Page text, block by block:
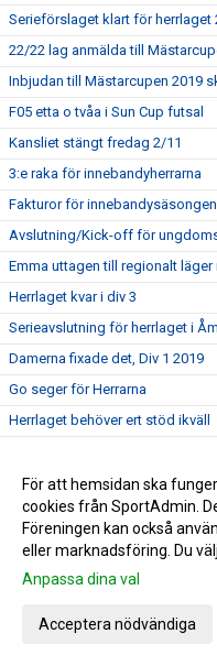
Serieförslaget klart för herrlaget
22/22 lag anmälda till
Inbjudan till Mästarcupen 2019
F05 etta o tvåa i Sun Cup futsal
Kansliet stängt fredag 2/11
3:e raka för innebandyherrarna
Fakturor för
Avslutning/Kick-off för
Emma uttagen till regionalt läger
Herrlaget kvar i div 3
Serieavslutning för herrlaget i
Damerna fixade det, Div 1 2019
Go seger för Herrarna
Herrlaget behöver ert stöd ikväll
0-3 förlust i JDM
Hertzöga - Ölme lördag 13.00
Herr U säkrade seriesegern
Adolfsberg - Hertzöga 1-3
Daves grabbar åker till
JDM-final för våra tjejer
För att hemsidan ska
cookies från SportAdmin.
Föreningen kan också
eller marknadsföring. Du
Anpassa dina val
Acceptera nödvändiga